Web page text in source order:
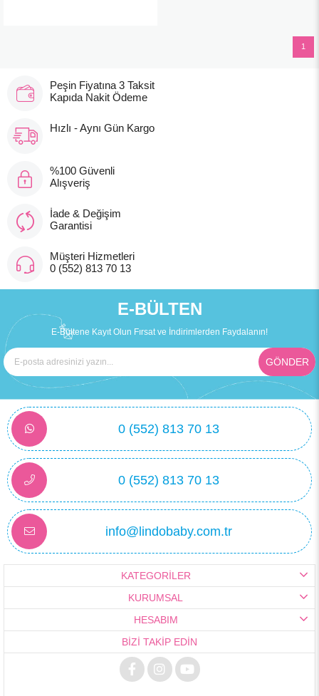
1
Peşin Fiyatına 3 Taksit
Kapıda Nakit Ödeme
Hızlı - Aynı Gün Kargo
%100 Güvenli
Alışveriş
İade & Değişim
Garantisi
Müşteri Hizmetleri
0 (552) 813 70 13
E-BÜLTEN
E-Bültene Kayıt Olun Fırsat ve İndirimlerden Faydalanın!
GÖNDER
0 (552) 813 70 13
0 (552) 813 70 13
info@lindobaby.com.tr
KATEGORİLER
KURUMSAL
HESABIM
BİZİ TAKİP EDİN